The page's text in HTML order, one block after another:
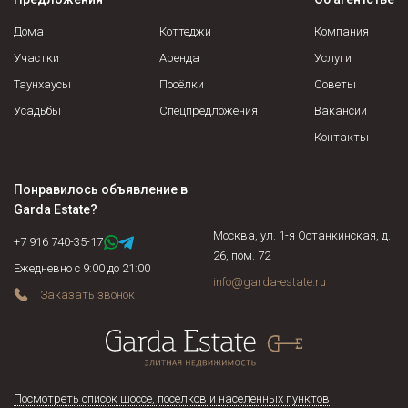
военнослужащие, осужденные граждане и соблюдены ли их
права, не находится ли жилая площадь под арестом или в
доверенности на момент сделки и т.д.
Дома
Участки
Таунхаусы
Усадьбы
Коттеджи
Аренда
Посёлки
Спецпредложения
Компания
Услуги
Советы
Вакансии
Контакты
Понравилось объявление в
Garda Estate?
+7 916 740-35-17
Ежедневно с 9:00 до 21:00
Заказать звонок
Москва, ул. 1-я Останкинская, д.
26, пом. 72
info@garda-estate.ru
Посмотреть список шоссе, поселков и населенных пунктов